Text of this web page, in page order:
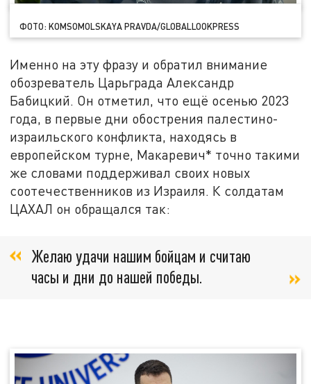
ФОТО: KOMSOMOLSKAYA PRAVDA/GLOBALLOOKPRESS
Именно на эту фразу и обратил внимание
обозреватель Царьграда Александр
Бабицкий. Он отметил, что ещё осенью 2023
года, в первые дни обострения палестино-
израильского конфликта, находясь в
европейском турне, Макаревич* точно такими
же словами поддерживал своих новых
соотечественников из Израиля. К солдатам
ЦАХАЛ он обращался так:
Желаю удачи нашим бойцам и считаю
часы и дни до нашей победы.